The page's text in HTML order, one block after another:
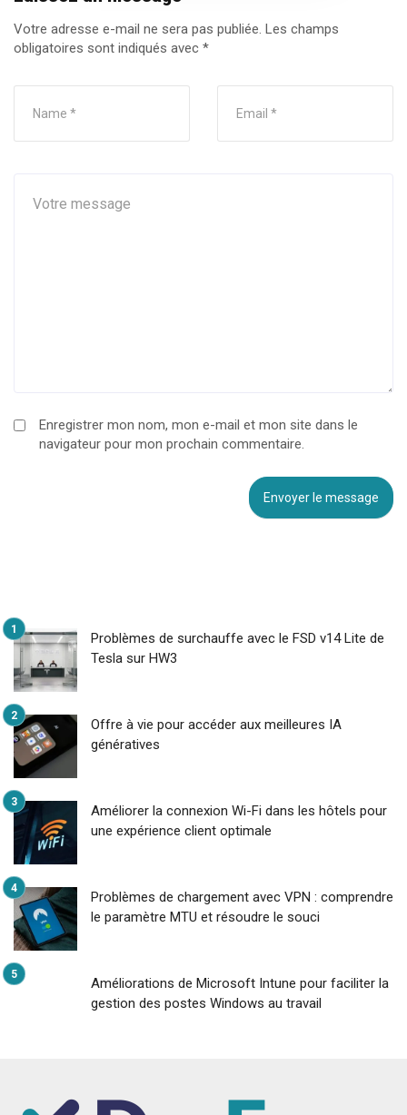
Votre adresse e-mail ne sera pas publiée. Les champs
obligatoires sont indiqués avec *
Enregistrer mon nom, mon e-mail et mon site dans le
navigateur pour mon prochain commentaire.
Problèmes de surchauffe avec le FSD v14 Lite de
Tesla sur HW3
Offre à vie pour accéder aux meilleures IA
génératives
Améliorer la connexion Wi-Fi dans les hôtels pour
une expérience client optimale
Problèmes de chargement avec VPN : comprendre
le paramètre MTU et résoudre le souci
Améliorations de Microsoft Intune pour faciliter la
gestion des postes Windows au travail